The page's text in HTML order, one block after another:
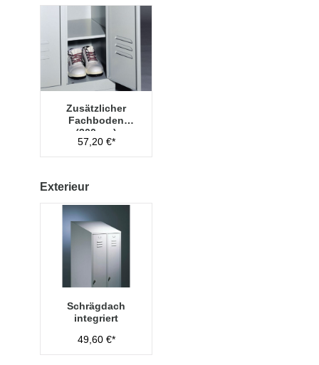
Zusätzlicher
Fachboden
(300mm)
57,20 €*
Exterieur
Schrägdach
integriert
49,60 €*